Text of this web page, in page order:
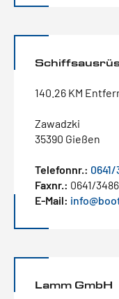
140.26 KM
Zawadzki
35390 Gießen
Telefonnr.:
Faxnr.: 0641/
E-Mail:
Lamm GmbH